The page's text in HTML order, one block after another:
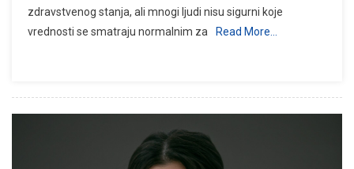
zdravstvenog stanja, ali mnogi ljudi nisu sigurni koje
vrednosti se smatraju normalnim za
Read More…